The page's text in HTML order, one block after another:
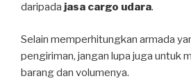
daripada jasa cargo udara.
Selain memperhitungkan armada
pengiriman, jangan lupa juga untuk
barang dan volumenya.